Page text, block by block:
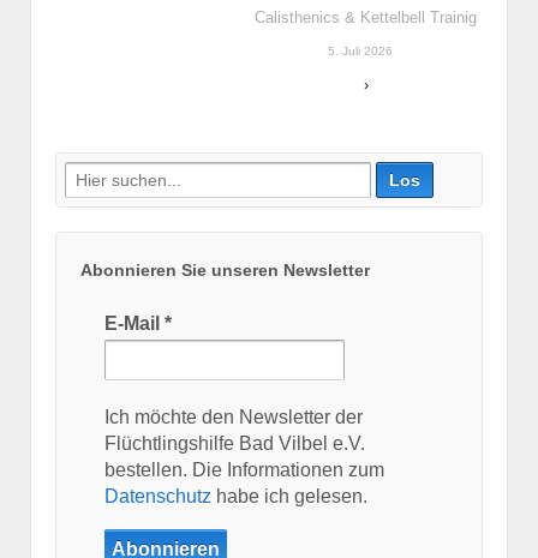
Calisthenics & Kettelbell Trainig
5. Juli 2026
›
Suche
nach:
Abonnieren Sie unseren Newsletter
E-Mail *
Ich möchte den Newsletter der
Flüchtlingshilfe Bad Vilbel e.V.
bestellen. Die Informationen zum
Datenschutz habe ich gelesen.